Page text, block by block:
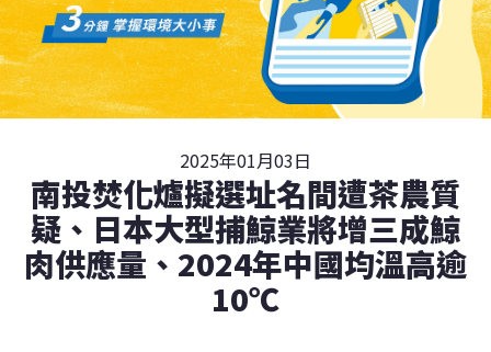
2025年01月03日
南投焚化爐擬選址名間遭茶農質
疑、日本大型捕鯨業將增三成鯨
肉供應量、2024年中國均溫高逾
10℃